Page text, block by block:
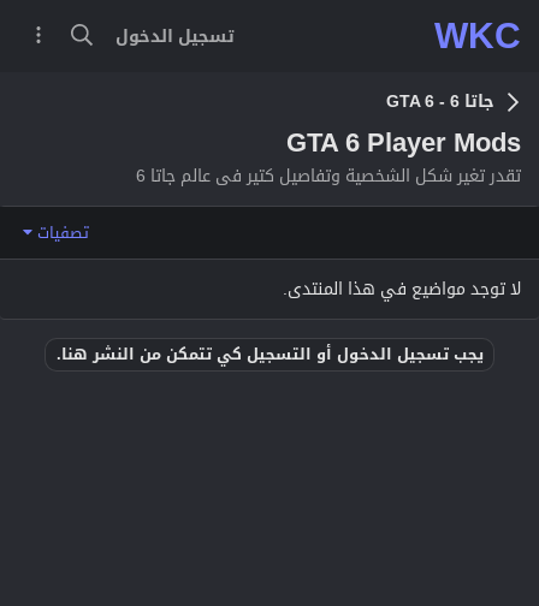
WKC تسجيل الدخول
جاتا 6 - GTA 6
GTA 6 Player Mods
تقدر تغير شكل الشخصية وتفاصيل كتير فى عالم جاتا 6
تصفيات
لا توجد مواضيع في هذا المنتدى.
يجب تسجيل الدخول أو التسجيل كي تتمكن من النشر هنا.